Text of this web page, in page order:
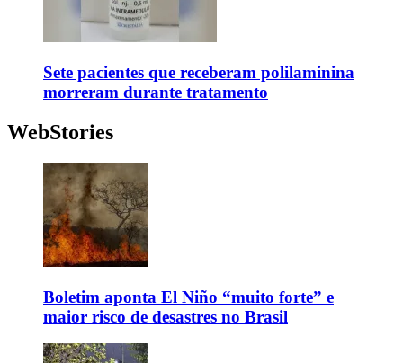
Sete pacientes que receberam polilaminina
morreram durante tratamento
WebStories
Boletim aponta El Niño “muito forte” e
maior risco de desastres no Brasil